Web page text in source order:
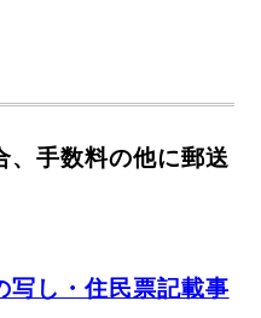
手数料の他に郵送
写し・住民票記載事